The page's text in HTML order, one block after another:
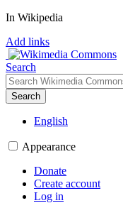
In Wikipedia
Add links
Search
Search
English
Appearance
Donate
Create account
Log in